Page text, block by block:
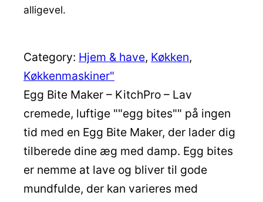
alligevel.
Category: Hjem & have, Køkken
Køkkenmaskiner"
Egg Bite Maker – KitchPro – Lav
cremede, luftige ""egg bites"" på ingen
tid med en Egg Bite Maker, der lader dig
tilberede dine æg med damp. Egg bites
er nemme at lave og bliver til gode
mundfulde, der kan varieres med